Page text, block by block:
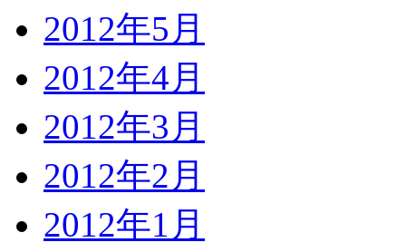
2012年5月
2012年4月
2012年3月
2012年2月
2012年1月